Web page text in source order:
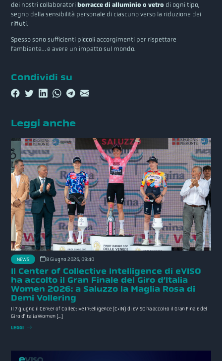
dei nostri collaboratoriborracce di alluminio o vetro di ogni tipo,
segno della sensibilità personale di ciascuno verso la riduzione dei
rifiuti.
Spesso sono sufficienti piccoli accorgimenti per rispettare
l’ambiente… e avere un impatto sul mondo.
Condividi su
Leggi anche
NEWS 8 Giugno 2026, 09:40
Il Center of Collective Intelligence di eVISO
ha accolto il Gran Finale del Giro d’Italia
Women 2026: a Saluzzo la Maglia Rosa di
Demi Vollering
Il 7 giugno il Center of Collective Intelligence (C•IN) di eVISO ha accolto il Gran Finale del
Giro d’Italia Women […]
LEGGI